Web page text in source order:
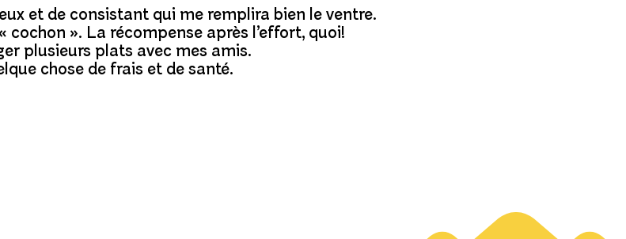
et de consistant qui me remplira bien le ventre.
cochon ». La récompense après l’effort, quoi!
plusieurs plats avec mes amis.
chose de frais et de santé.